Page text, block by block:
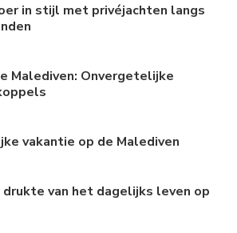
in stijl met privéjachten langs
Malediven: Onvergetelijke
vakantie op de Malediven
drukte van het dagelijks leven op